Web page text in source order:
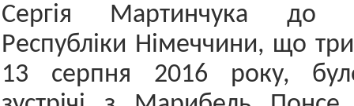
Сергія Мартинчука до
Республіки Німеччини, що
13 серпня 2016 року,